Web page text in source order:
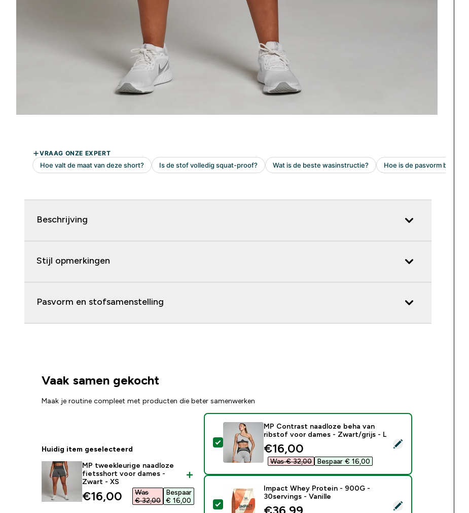
Beschrijving
Stijl opmerkingen
Pasvorm en stofsamenstelling
Vaak samen gekocht
Maak je routine compleet met producten die beter samenwerken
Huidig item geselecteerd
MP tweekleurige naadloze
fietsshort voor dames -
Zwart - XS
discounted price
€16,00‎
Was
€ 32,00‎
Bespaar
€ 16,00‎
Selecteer dit product - MP Contrast naadloze beha van ribstof
MP Contrast naadloze beha van
ribstof voor dames - Zwart/grijs - L
discounted price
€16,00‎
Was € 32,00‎ Bespaar € 16,00‎
Selecteer dit product - Impact Whey Protein - 900G - 30servings -
Impact Whey Protein - 900G -
30servings - Vanille
discounted price
€36,99‎